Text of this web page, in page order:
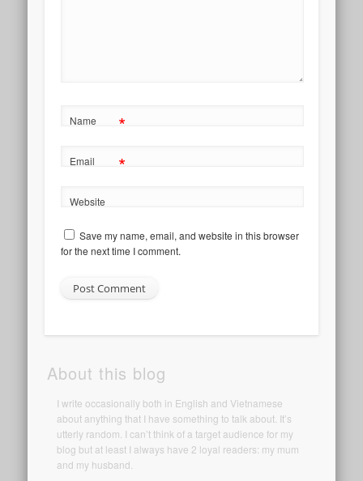
Name *
Email *
Website
Save my name, email, and website in this browser
for the next time I comment.
About this blog
I write occasionally both in English and Vietnamese
about anything that I have something to talk about. It’s
utterly random. I can’t think of a target audience for my
blog but at least I always have 2 loyal readers: my mum
and my husband.